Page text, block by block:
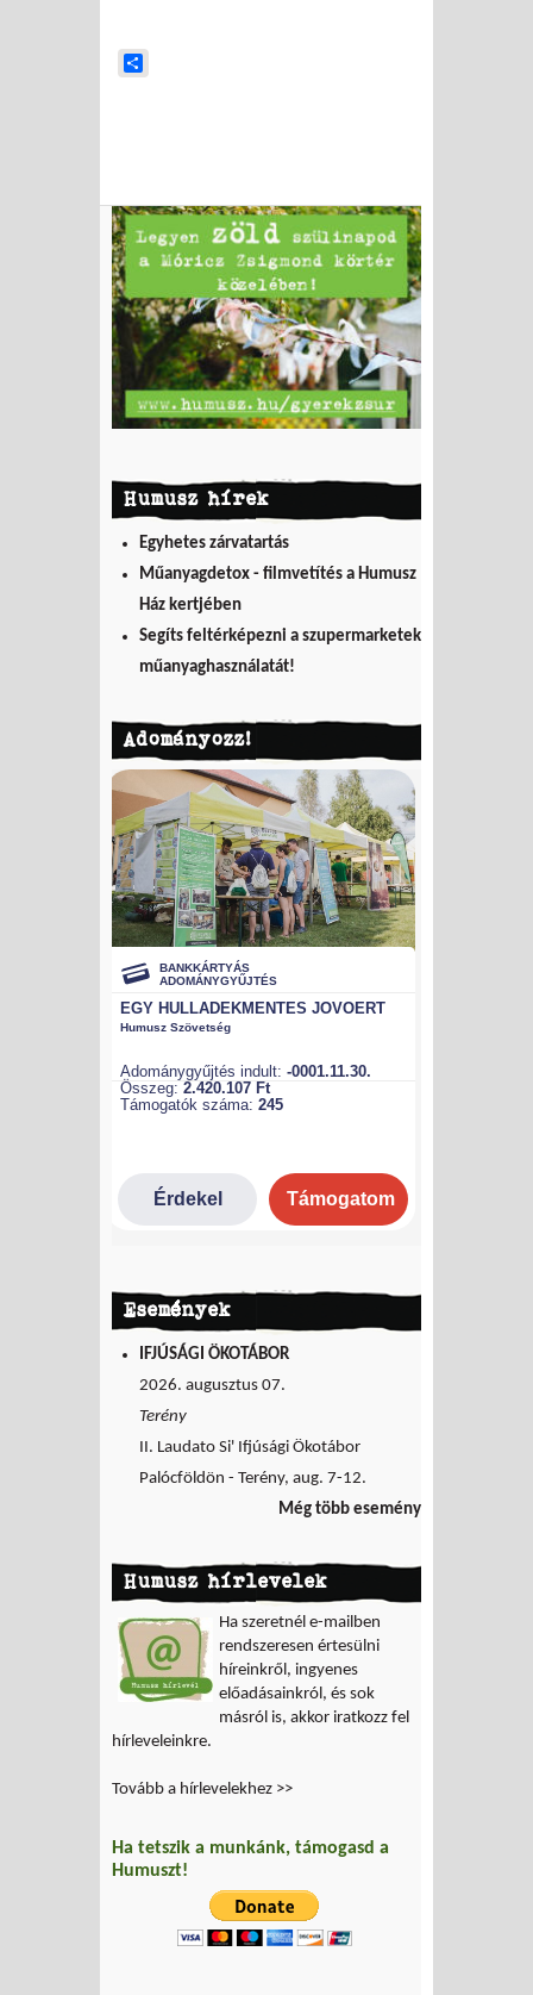
Humusz hírek
Egyhetes zárvatartás
Műanyagdetox - filmvetítés a Humusz
Ház kertjében
Segíts feltérképezni a szupermarketek
műanyaghasználatát!
Adományozz!
Események
IFJÚSÁGI ÖKOTÁBOR
2026. augusztus 07.
Terény
II. Laudato Si' Ifjúsági Ökotábor
Palócföldön - Terény, aug. 7-12.
Még több esemény
Humusz hírlevelek
Ha szeretnél e-mailben
rendszeresen értesülni
híreinkről, ingyenes
előadásainkról, és sok
másról is, akkor iratkozz fel
hírleveleinkre.
Tovább a hírlevelekhez >>
Ha tetszik a munkánk, támogasd a
Humuszt!